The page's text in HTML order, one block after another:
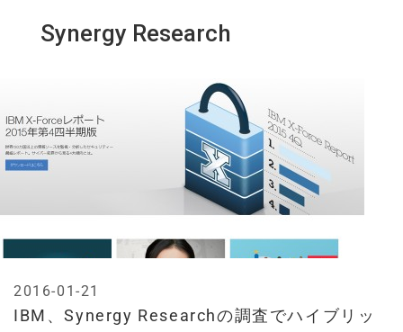
Synergy Research
IBM、Synergy Researchの調査でハイブリッ
2016-01-21